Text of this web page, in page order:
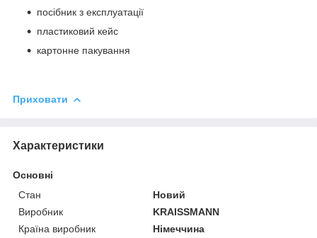
посібник з експлуатації
пластиковий кейс
картонне пакування
Приховати
Характеристики
Основні
Стан
Новий
Виробник
KRAISSMANN
Країна виробник
Німеччина